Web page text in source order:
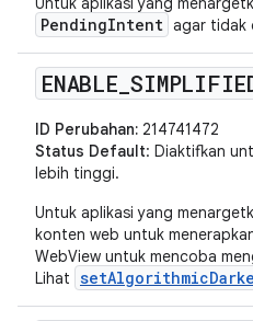
PendingIntent agar tidak
ENABLE _
ID Perubahan: 214741472
Status Default: Diaktifkan
lebih tinggi.
Untuk aplikasi yang
konten web untuk
WebView untuk mencoba
Lihat